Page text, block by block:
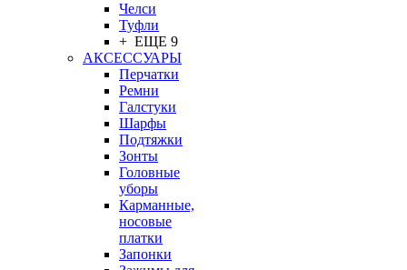
Челси
Туфли
+ ЕЩЕ 9
АКСЕССУАРЫ
Перчатки
Ремни
Галстуки
Шарфы
Подтяжки
Зонты
Головные
уборы
Карманные,
носовые
платки
Запонки